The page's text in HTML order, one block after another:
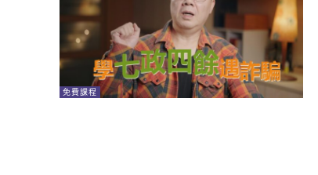
免費課程